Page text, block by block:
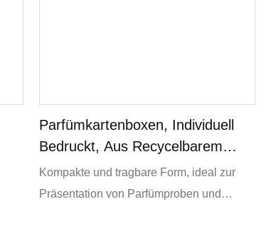
Parfümkartenboxen, Individuell
Bedruckt, Aus Recycelbarem
Papier
Kompakte und tragbare Form, ideal zur
Präsentation von Parfümproben und